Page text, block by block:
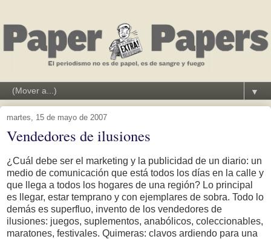
▼
martes, 15 de mayo de 2007
Vendedores de ilusiones
¿Cuál debe ser el marketing y la publicidad de un diario: un
medio de comunicación que está todos los días en la calle y
que llega a todos los hogares de una región? Lo principal
es llegar, estar temprano y con ejemplares de sobra. Todo lo
demás es superfluo, invento de los vendedores de
ilusiones: juegos, suplementos, anabólicos, coleccionables,
maratones, festivales. Quimeras: clavos ardiendo para una